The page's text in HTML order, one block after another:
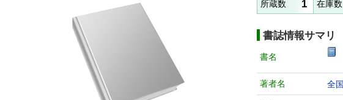
所蔵数 1 在庫数
書誌情報サマリ
書名
著者名 全